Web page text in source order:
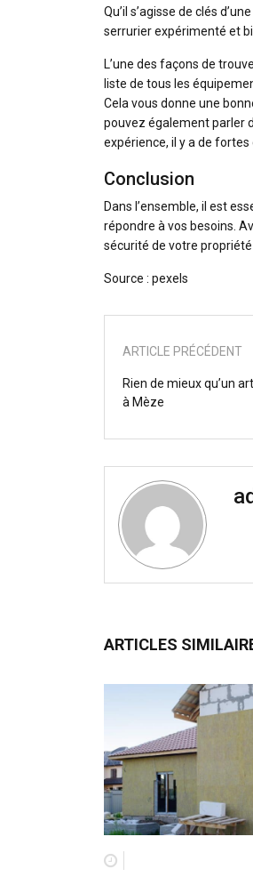
Qu’il s’agisse de clés
serrurier expérimenté et
L’une des façons de
liste de tous les
Cela vous donne une
pouvez également parler
expérience, il y a de fortes
Conclusion
Dans l’ensemble, il est
répondre à vos besoins.
sécurité de votre
Source : pexels
ARTICLE PRÉCÉDENT
Rien de mieux qu’un
à Mèze
ARTICLES